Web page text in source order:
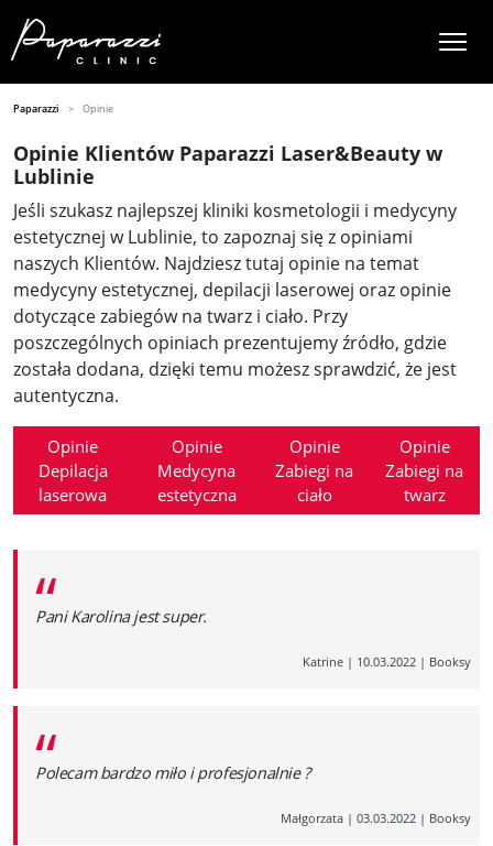
Paparazzi Opinie
Opinie Klientów Paparazzi Laser&Beauty w
Lublinie
Jeśli szukasz najlepszej kliniki kosmetologii i medycyny
estetycznej w Lublinie, to zapoznaj się z opiniami
naszych Klientów. Najdziesz tutaj opinie na temat
medycyny estetycznej, depilacji laserowej oraz opinie
dotyczące zabiegów na twarz i ciało. Przy
poszczególnych opiniach prezentujemy źródło, gdzie
została dodana, dzięki temu możesz sprawdzić, że jest
autentyczna.
Opinie
Depilacja
laserowa
Opinie
Medycyna
estetyczna
Opinie
Zabiegi na
ciało
Opinie
Zabiegi na
twarz
“
Pani Karolina jest super.
Katrine | 10.03.2022 | Booksy
“
Polecam bardzo miło i profesjonalnie ?
Małgorzata | 03.03.2022 | Booksy